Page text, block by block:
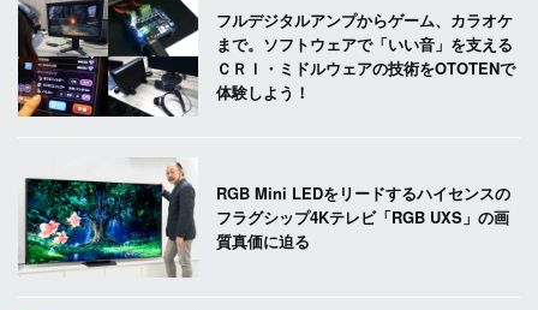
フルデジタルアンプからゲーム、カラオケ
まで。ソフトウェアで「いい音」を支える
ＣＲＩ・ミドルウェアの技術をOTOTENで
体験しよう！
RGB Mini LEDをリードするハイセンスの
フラグシップ4Kテレビ「RGB UXS」の画
質真価に迫る